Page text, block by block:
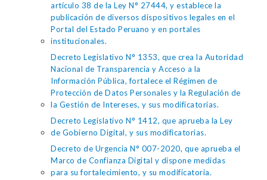
artículo 38 de la Ley N° 27444, y establece la
publicación de diversos dispositivos legales en el
Portal del Estado Peruano y en portales
institucionales.
Decreto Legislativo N° 1353, que crea la Autoridad
Nacional de Transparencia y Acceso a la
Información Pública, fortalece el Régimen de
Protección de Datos Personales y la Regulación de
la Gestión de Intereses, y sus modificatorias.
Decreto Legislativo N° 1412, que aprueba la Ley
de Gobierno Digital, y sus modificatorias.
Decreto de Urgencia N° 007-2020, que aprueba el
Marco de Confianza Digital y dispone medidas
para su fortalecimiento, y su modificatoria.